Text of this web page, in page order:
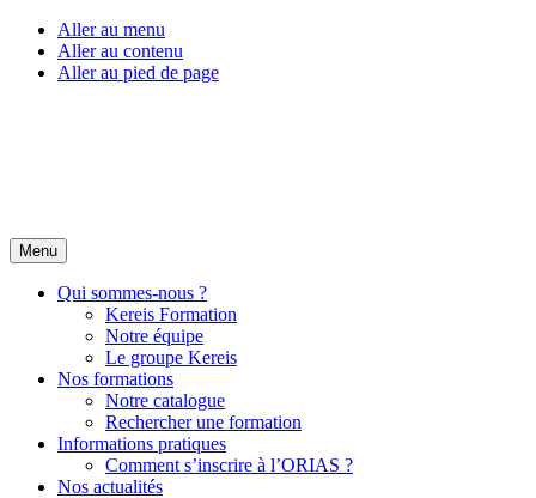
Aller au menu
Aller au contenu
Aller au pied de page
Menu
Qui sommes-nous ?
Kereis Formation
Notre équipe
Le groupe Kereis
Nos formations
Notre catalogue
Rechercher une formation
Informations pratiques
Comment s’inscrire à l’ORIAS ?
Nos actualités